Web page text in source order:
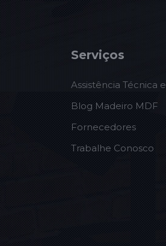
Serviços
Assistência Técnica
Blog Madeiro MDF
Fornecedores
Trabalhe Conosco